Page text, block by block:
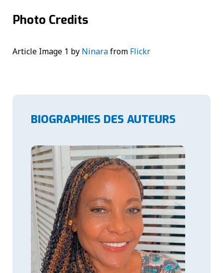
Photo Credits
Article Image 1 by Ninarafrom Flickr
BIOGRAPHIES DES AUTEURS